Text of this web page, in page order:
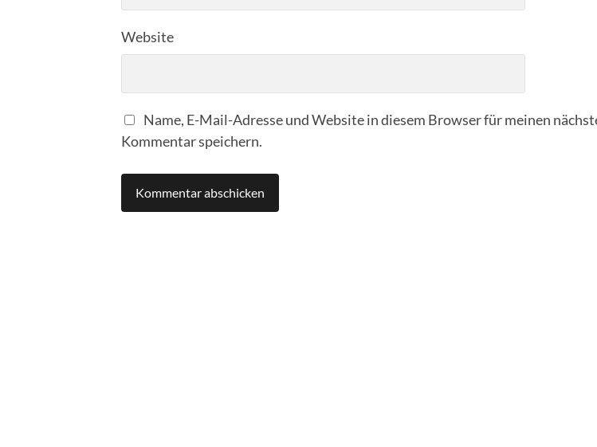
Website
Name, E-Mail-Adresse und Website in diesem Browser für meinen
Kommentar speichern.